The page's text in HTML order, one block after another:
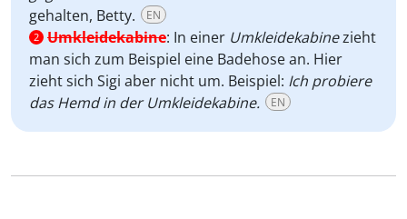
gehalten, Betty.
EN
2 Umkleidekabine: In einer Umkleidekabinezieht
man sich zum Beispiel eine Badehose an. Hier
zieht sich Sigi aber nicht um. Beispiel: Ich probiere
das Hemd in der Umkleidekabine.
EN